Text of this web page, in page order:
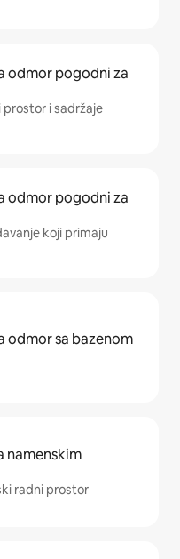
odmor pogodni za
i sadržaje
odmor pogodni za
koji primaju
odmor sa bazenom
namenskim
radni prostor